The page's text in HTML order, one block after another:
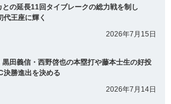
との延長11回タイブレークの総力戦を制し
代王座に輝く
2026年7月15日
黒田義信・西野啓也の本塁打や藤本士生の好投
決勝進出を決める
2026年7月14日